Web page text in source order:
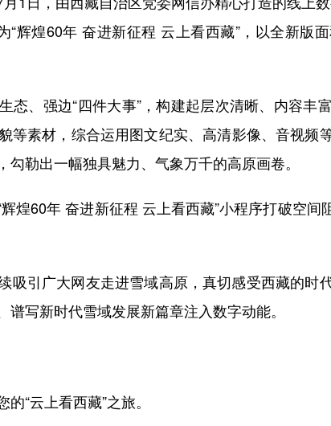
“辉煌60年 奋进新征程 云上看西藏”，以全新版
态、强边“四件大事”，构建起层次清晰、内容丰
等素材，综合运用图文纪实、高清影像、音视频
勒出一幅独具魅力、气象万千的高原画卷。
煌60年 奋进新征程 云上看西藏”小程序打破空
吸引广大网友走进雪域高原，真切感受西藏的时
写新时代雪域发展新篇章注入数字动能。
“云上看西藏”之旅。